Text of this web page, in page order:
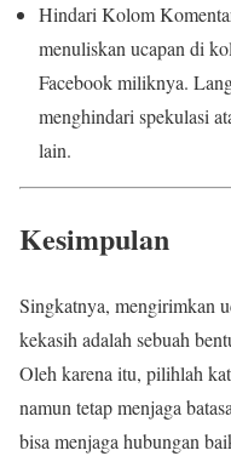
Hindari Kolom
menuliskan ucapan di
Facebook miliknya.
menghindari spekulasi
lain.
Kesimpulan
Singkatnya, mengirimkan
kekasih adalah sebuah
Oleh karena itu, pilihlah
namun tetap menjaga
bisa menjaga hubungan